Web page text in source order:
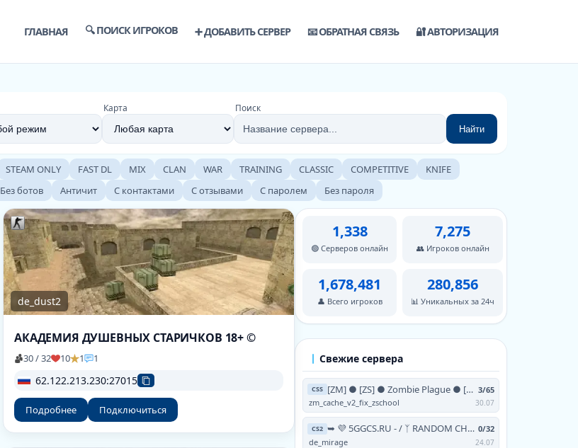
ГЛАВНАЯ 🔍 ПОИСК ИГРОКОВ ➕ ДОБАВИТЬ СЕРВЕР 📧 ОБРАТНАЯ СВЯЗЬ 🔐 АВТОРИЗАЦИЯ
Карта Поиск
Найти
STEAM ONLY FAST DL MIX CLAN WAR TRAINING CLASSIC COMPETITIVE
KNIFE
Без ботов Античит С контактами С отзывами С паролем Без пароля
de_dust2
АКАДЕМИЯ ДУШЕВНЫХ СТАРИЧКОВ 18+ ©
30 / 32 10 1 1
62.122.213.230:27015
Подробнее Подключиться
1,338
🟢 Серверов онлайн
7,275
👥 Игроков онлайн
1,678,481
👤 Всего игроков
280,856
📊 Уникальных за 24ч
Свежие сервера
CSS [ZM] ● [ZS] ● Zombie Plague ● [NO-STEAM | V93 | 24/7] 3/65
zm_cache_v2_fix_zschool
30.07
CS2 ➥ 💜 5GGCS.RU - / ᛉ RANDOM CHEATS / 💜 TERRA ツ 0/32
de_mirage
24.07